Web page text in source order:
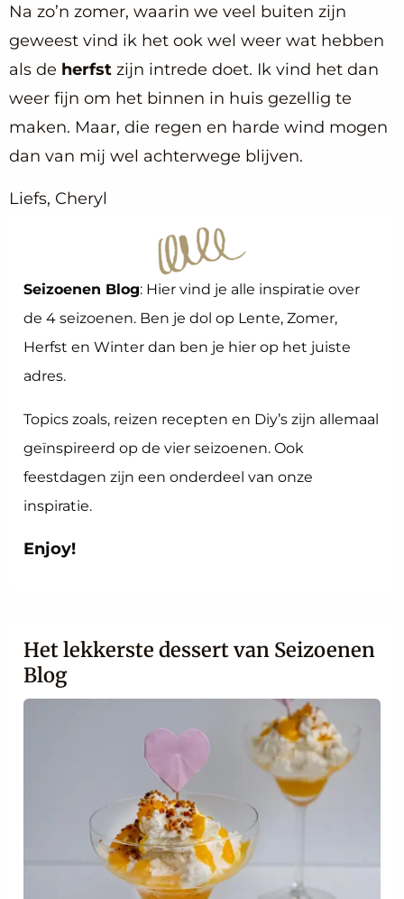
Na zo’n zomer, waarin we veel buiten zijn
geweest vind ik het ook wel weer wat hebben
als de herfst zijn intrede doet. Ik vind het dan
weer fijn om het binnen in huis gezellig te
maken. Maar, die regen en harde wind mogen
dan van mij wel achterwege blijven.
Liefs, Cheryl
Seizoenen Blog: Hier vind je alle inspiratie over
de 4 seizoenen. Ben je dol op Lente, Zomer,
Herfst en Winter dan ben je hier op het juiste
adres.
Topics zoals, reizen recepten en Diy’s zijn allemaal
geïnspireerd op de vier seizoenen. Ook
feestdagen zijn een onderdeel van onze
inspiratie.
Enjoy!
Het lekkerste dessert van Seizoenen
Blog